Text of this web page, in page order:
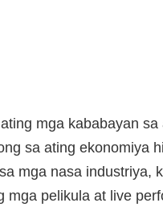
mga kababayan
sa ating ekonomiya
mga nasa industriya,
mga pelikula at live